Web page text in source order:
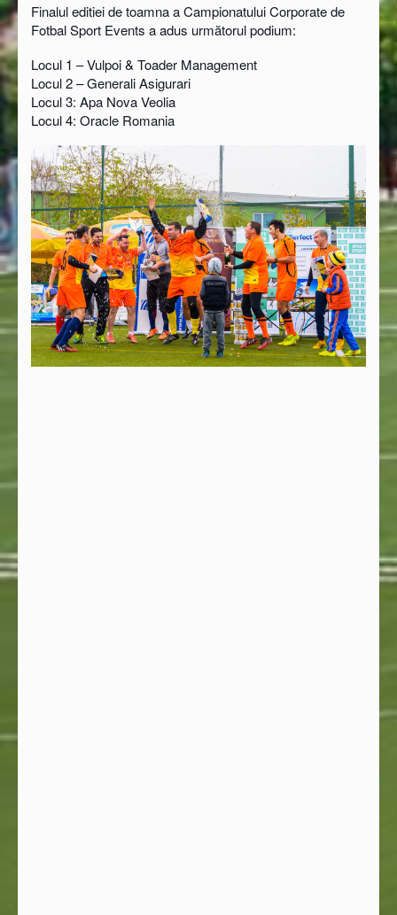
Finalul editiei de toamna a Campionatului Corporate de
Fotbal Sport Events a adus următorul podium:
Locul 1 – Vulpoi & Toader Management
Locul 2 – Generali Asigurari
Locul 3: Apa Nova Veolia
Locul 4: Oracle Romania